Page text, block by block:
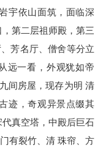
宇依山面筑，面临深
第二层祖师殿，第三
芳名厅、僧舍等分立
远一看，外观犹如帝
间房屋，现存为明 清
迹，奇观异景点缀其
真空塔，中殿后巨石
有裂竹、清 珠帘、方